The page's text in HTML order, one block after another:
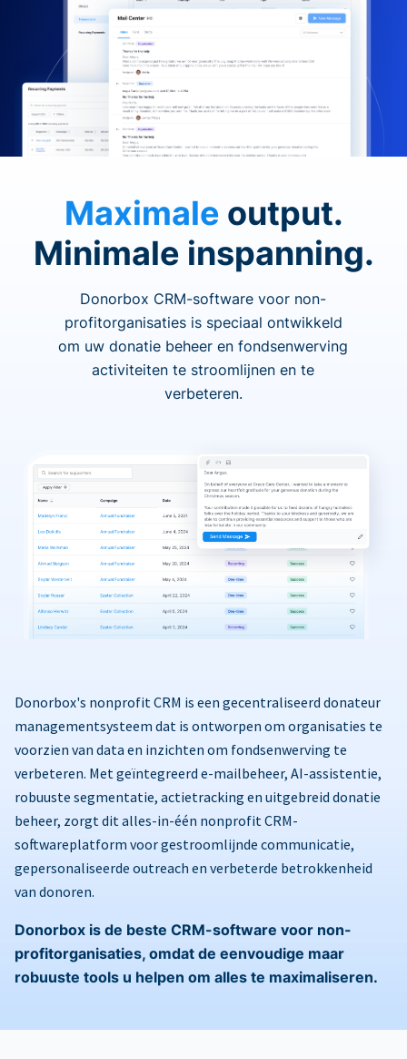
Maximale output.
Minimale inspanning.
Donorbox CRM-software voor non-
profitorganisaties is speciaal ontwikkeld
om uw donatie beheer en fondsenwerving
activiteiten te stroomlijnen en te
verbeteren.
Donorbox's nonprofit CRM is een gecentraliseerd donateur
managementsysteem dat is ontworpen om organisaties te
voorzien van data en inzichten om fondsenwerving te
verbeteren. Met geïntegreerd e-mailbeheer, AI-assistentie,
robuuste segmentatie, actietracking en uitgebreid donatie
beheer, zorgt dit alles-in-één nonprofit CRM-
softwareplatform voor gestroomlijnde communicatie,
gepersonaliseerde outreach en verbeterde betrokkenheid
van donoren.
Donorbox is de beste CRM-software voor non-
profitorganisaties, omdat de eenvoudige maar
robuuste tools u helpen om alles te maximaliseren.